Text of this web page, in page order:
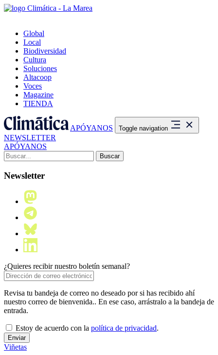
Global
Local
Biodiversidad
Cultura
Soluciones
Altacoop
Voces
Magazine
TIENDA
APÓYANOS Toggle navigation
NEWSLETTER
APÓYANOS
Buscar:
Newsletter
¿Quieres recibir nuestro boletín semanal?
Revisa tu bandeja de correo no deseado por si has recibido ahí
nuestro correo de bienvenida.. En ese caso, arrástralo a la bandeja de
entrada.
Estoy de acuerdo con la política de privacidad.
Viñetas